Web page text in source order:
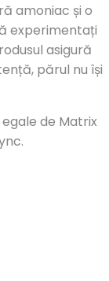
amoniac și o
experimentați
asigură
părul nu își
de Matrix